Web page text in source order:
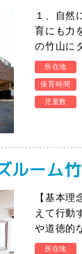
１、自然
育にも力
の竹山に
所在地
保育時間
児童数
ルーム
【基本
えて行動
や道徳的
所在地